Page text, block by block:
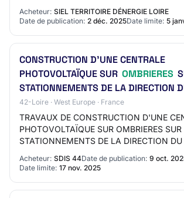
en-JarezTél : 04 77 43 89 00 - Fax : 04 77
servic…
Acheteur: SIEL TERRITOIRE DÉNERGIE LOIRE
Date de publication: 2 déc. 2025Date limite: 5
CONSTRUCTION D'UNE CENTRALE
PHOTOVOLTAÏQUE SUR OMBRIERES
STATIONNEMENTS DE LA DIRECTION
42-Loire · West Europe · France
TRAVAUX DE CONSTRUCTION D'UNE
PHOTOVOLTAÏQUE SUR OMBRIERES SUR
STATIONNEMENTS DE LA DIRECTION
SDIS 44 Loire Atlan…
Acheteur: SDIS 44Date de publication: 9 oct.
Date limite: 17 nov. 2025